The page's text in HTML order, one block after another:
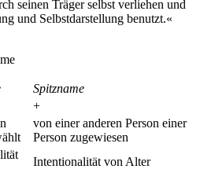
seinen Träger selbst verliehen und
und Selbstdarstellung benutzt.«
Spitzname
+
von einer anderen Person einer
Person zugewiesen
Intentionalität von Alter